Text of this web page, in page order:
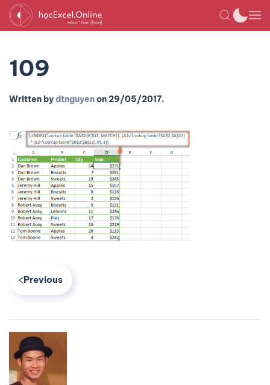
109
Written bydtnguyenon29/05/2017.
Previous